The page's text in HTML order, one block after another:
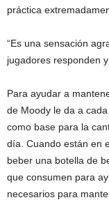
práctica
“Es una sensación
jugadores responden
Para ayudar a
de Moody le da a
como base para la
día. Cuando están en
beber una botella de
que consumen para
necesarios para